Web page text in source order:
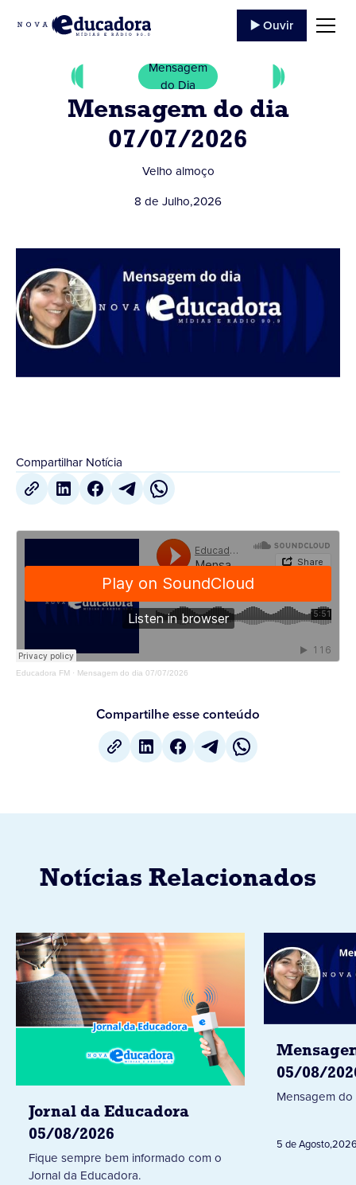
▶️ Ouvir
Mensagem
do Dia
Mensagem do dia
07/07/2026
Velho almoço
8 de Julho,2026
Compartilhar Notícia
Educadora FM · Mensagem do dia 07/07/2026
Compartilhe esse conteúdo
Notícias Relacionados
Jornal da Educadora
05/08/2026
Fique sempre bem informado com o
Jornal da Educadora.
05/08/
Mensagem do
5 de Agosto,